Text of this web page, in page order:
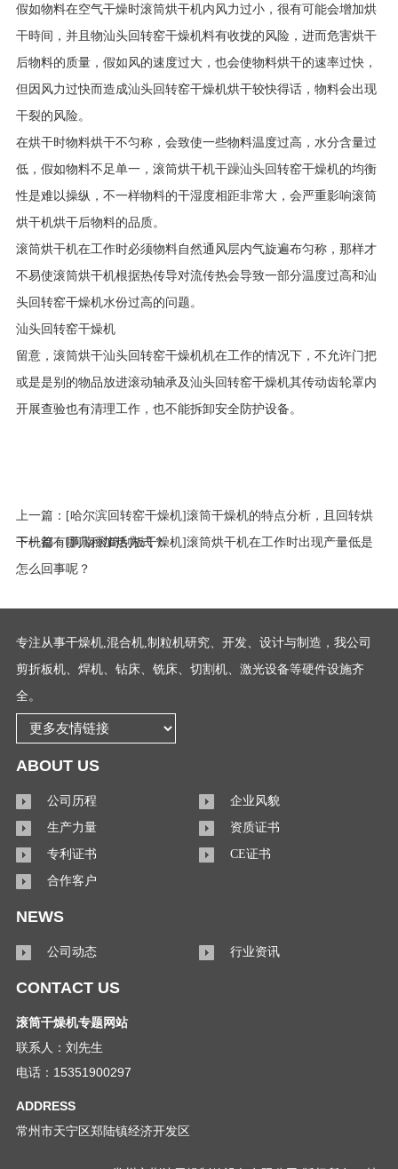
假如物料在空气干燥时滚筒烘干机内风力过小，很有可能会增加烘
干時间，并且物汕头回转窑干燥机料有收拢的风险，进而危害烘干
后物料的质量，假如风的速度过大，也会使物料烘干的速率过快，
但因风力过快而造成汕头回转窑干燥机烘干较快得话，物料会出现
干裂的风险。
在烘干时物料烘干不匀称，会致使一些物料温度过高，水分含量过
低，假如物料不足单一，滚筒烘干机干躁汕头回转窑干燥机的均衡
性是难以操纵，不一样物料的干湿度相距非常大，会严重影响滚筒
烘干机烘干后物料的品质。
滚筒烘干机在工作时必须物料自然通风层内气旋遍布匀称，那样才
不易使滚筒烘干机根据热传导对流传热会导致一部分温度过高和汕
头回转窑干燥机水份过高的问题。
汕头回转窑干燥机
留意，滚筒烘干汕头回转窑干燥机机在工作的情况下，不允许门把
或是是别的物品放进滚动轴承及汕头回转窑干燥机其传动齿轮罩内
开展查验也有清理工作，也不能拆卸安全防护设备。
上一篇： [哈尔滨回转窑干燥机]滚筒干燥机的特点分析，且回转烘
干机都有哪几种加热方式？
下一篇：[河南滚筒刮板干燥机]滚筒烘干机在工作时出现产量低是
怎么回事呢？
专注从事干燥机,混合机,制粒机研究、开发、设计与制造，我公司
剪折板机、焊机、钻床、铣床、切割机、激光设备等硬件设施齐
全。
ABOUT US
公司历程
企业风貌
生产力量
资质证书
专利证书
CE证书
合作客户
NEWS
公司动态 行业资讯
CONTACT US
滚筒干燥机专题网站
联系人：刘先生
电话：15351900297
ADDRESS
常州市天宁区郑陆镇经济开发区